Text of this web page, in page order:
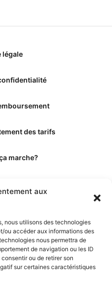
aux
nous utilisons des technologies
ou accéder aux informations des
nous permettra de
de navigation ou les ID
ou de retirer son
sur certaines caractéristiques
légale
des tarifs
marche?